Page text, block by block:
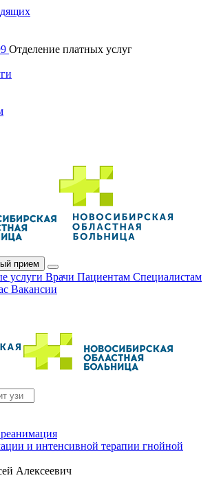
Отделение платных услуг
прием
услуги Врачи Пациентам Специалистам
Вакансии
и интенсивной терапии гнойной
Алексеевич